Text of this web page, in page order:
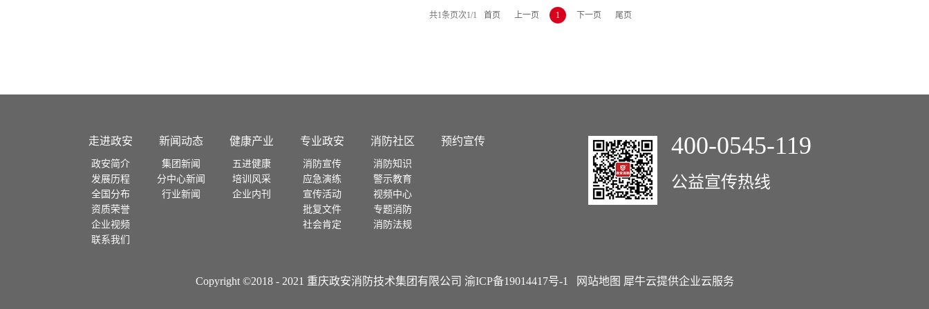
河南
共1条页次1/1 首页 上一页 1 下一页 尾页
走进政安
政安简介
发展历程
全国分布
资质荣誉
企业视频
联系我们
新闻动态
集团新闻
分中心新闻
行业新闻
健康产业
五进健康
培训风采
企业内刊
专业政安
消防宣传
应急演练
宣传活动
批复文件
社会肯定
消防社区
消防知识
警示教育
视频中心
专题消防
消防法规
预约宣传 400-0545-119
公益宣传热线
Copyright ©2018 - 2021 重庆政安消防技术集团有限公司 渝ICP备19014417号-1 网站地图 犀牛云提供企业云服务